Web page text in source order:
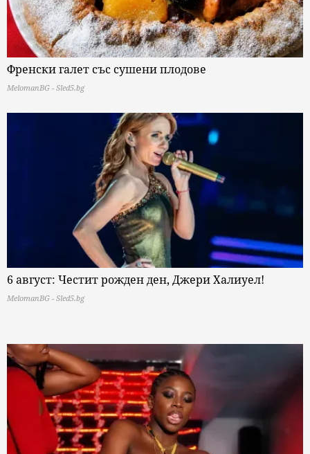
Френски галет със сушени плодове
MelomanBG - Sled5.bg
6 август: Честит рожден ден, Джери Халиуел!
MelomanBG - Sled5.bg